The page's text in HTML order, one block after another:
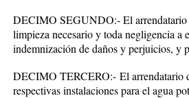
DECIMO SEGUNDO:-El
limpieza necesario y toda negligencia a
indemnización de daños y perjuicios, y
DECIMO TERCERO:- El arrendatario
respectivas instalaciones para el agua